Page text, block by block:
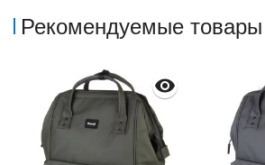
Рекомендуемые товары